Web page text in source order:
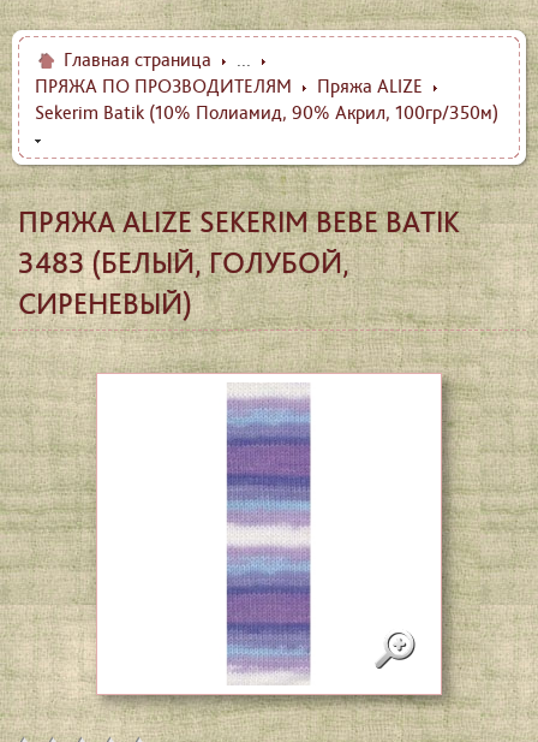
Главная страница
...
ПРЯЖА ПО ПРОЗВОДИТЕЛЯМ
Пряжа ALIZE
Sekerim Batik (10% Полиамид, 90% Акрил, 100гр/350м)
ПРЯЖА ALIZE SEKERIM BEBE BATIK
3483 (БЕЛЫЙ, ГОЛУБОЙ,
СИРЕНЕВЫЙ)